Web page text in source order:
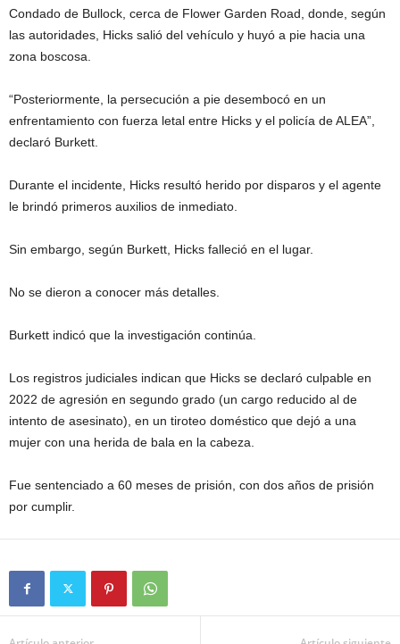
Condado de Bullock, cerca de Flower Garden Road, donde, según
las autoridades, Hicks salió del vehículo y huyó a pie hacia una
zona boscosa.
“Posteriormente, la persecución a pie desembocó en un
enfrentamiento con fuerza letal entre Hicks y el policía de ALEA”,
declaró Burkett.
Durante el incidente, Hicks resultó herido por disparos y el agente
le brindó primeros auxilios de inmediato.
Sin embargo, según Burkett, Hicks falleció en el lugar.
No se dieron a conocer más detalles.
Burkett indicó que la investigación continúa.
Los registros judiciales indican que Hicks se declaró culpable en
2022 de agresión en segundo grado (un cargo reducido al de
intento de asesinato), en un tiroteo doméstico que dejó a una
mujer con una herida de bala en la cabeza.
Fue sentenciado a 60 meses de prisión, con dos años de prisión
por cumplir.